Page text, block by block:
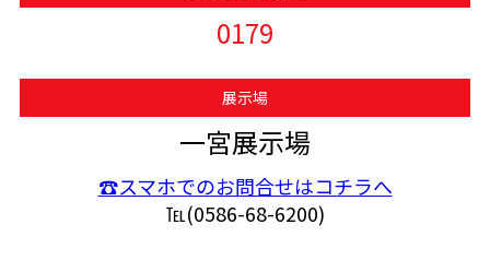
0179
展示場
一宮展示場
☎スマホでのお問合せはコチラへ
℡(0586-68-6200)